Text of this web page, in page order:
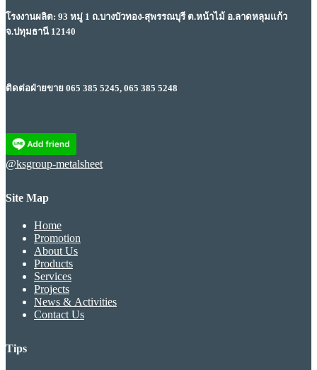
โรงงานผลิต: 93 หมู่ 1 ถ.บางบัวทอง-สุพรรณบุรี ต.หน้าไม้ อ.ลาดหลุมแก้ว
จ.ปทุมธานี 12140
ติดต่อฝ่ายขาย 065 385 5245, 065 385 5248
@ksgroup-metalsheet
Site Map
Home
Promotion
About Us
Products
Services
Projects
News & Activities
Contact Us
Tips